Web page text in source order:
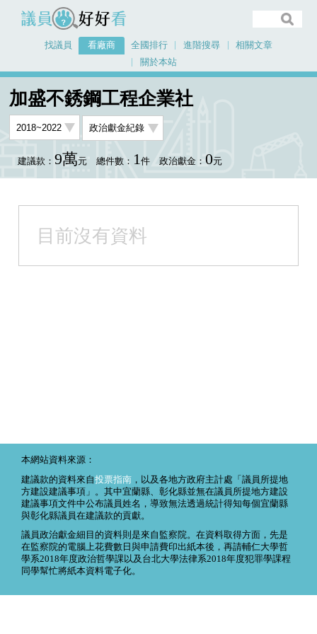
議員好好看
找議員 看廠商 全國排行 進階搜尋
相關文章
關於本站
加盛不銹鋼工程企業社
建議款： 9萬元 總件數： 1件 政治獻金： 0元
目前沒有資料
本網站資料來源：
建議款的資料來自投票指南 ，以及各地方政府主計處「議員所提地
方建設建議事項」。其中宜蘭縣、彰化縣並無在議員所提地方建設
建議事項文件中公布議員姓名，導致無法透過統計得知每個宜蘭縣
與彰化縣議員在建議款的貢獻。
議員政治獻金細目的資料則是來自監察院。在資料取得方面，先是
在監察院的電腦上花費數日與申請費印出紙本後，再請輔仁大學哲
學系2018年度政治哲學課以及台北大學法律系2018年度犯罪學課程
同學幫忙將紙本資料電子化。